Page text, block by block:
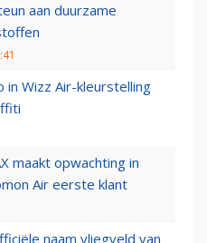
aan duurzame
in Wizz Air-kleurstelling
maakt opwachting in
Air eerste klant
naam vliegveld van